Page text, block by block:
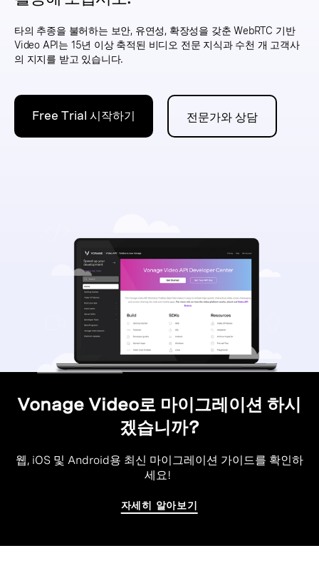
타의 추종을 불허하는 보안, 유연성, 확장성을 갖춘 WebRTC 기반
Video API는 15년 이상 축적된 비디오 전문 지식과 수천 개 고객사
의 지지를 받고 있습니다.
Free Trial 시작하기 전문가와 상담
Vonage Video로 마이그레이션 하시
겠습니까?
웹, iOS 및 Android용 최신 마이그레이션 가이드를 확인하
세요!
자세히 알아보기